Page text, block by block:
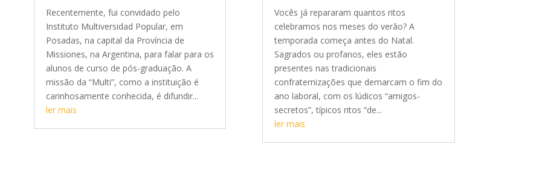
Recentemente, fui convidado pelo
Instituto Multiversidad Popular, em
Posadas, na capital da Província de
Missiones, na Argentina, para falar para os
alunos de curso de pós-graduação. A
missão da “Multi”, como a instituição é
carinhosamente conhecida, é difundir...
ler mais
Vocês já repararam quantos ritos
celebramos nos meses do verão? A
temporada começa antes do Natal.
Sagrados ou profanos, eles estão
presentes nas tradicionais
confraternizações que demarcam o fim do
ano laboral, com os lúdicos “amigos-
secretos”, típicos ritos “de...
ler mais